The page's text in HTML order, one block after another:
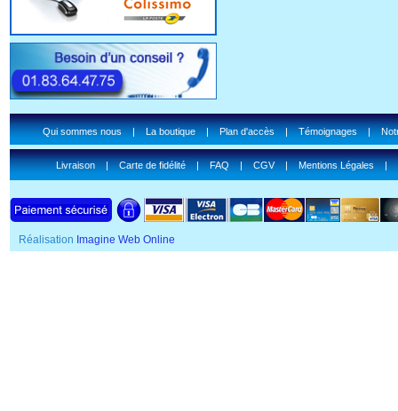
Qui sommes nous|La boutique|Plan d'accès|Témoignages|
Livraison|Carte de fidélité|FAQ|CGV|Mentions Légales|
Réalisation Imagine Web Online